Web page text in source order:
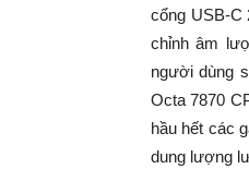
cổng USB-C
chỉnh âm
người dùng
Octa 7870
hầu hết các
dung lượng